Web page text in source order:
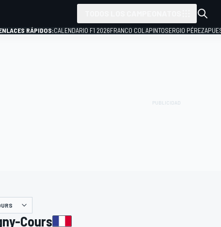
RÁPIDOS:CALENDARIO F1 2026FRANCO COLAPINTOSERGIO PÉREZ
por
Cours